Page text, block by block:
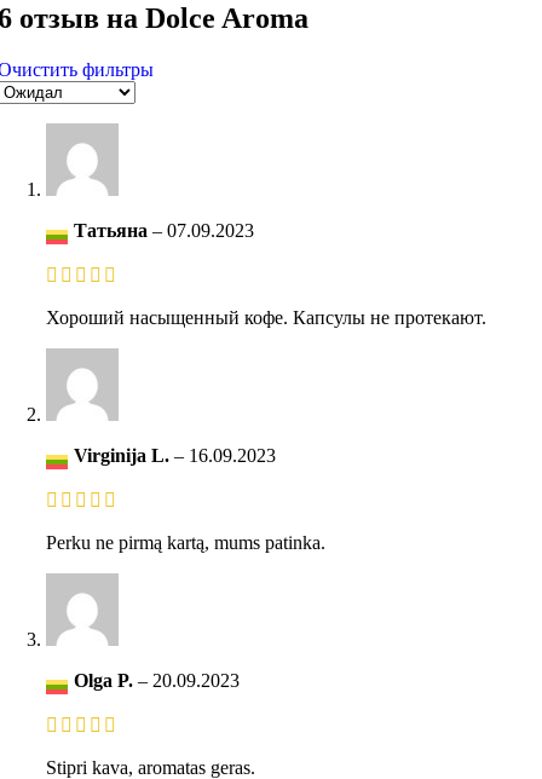
отзыв на Dolce Aroma
фильтры
Татьяна – 07.09.2023
Хороший насыщенный кофе. Капсулы не протекают.
Virginija L. – 16.09.2023
Perku ne pirmą kartą, mums patinka.
Olga P. – 20.09.2023
Stipri kava, aromatas geras.